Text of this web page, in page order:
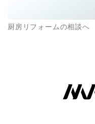
厨房リフォームの相談へ